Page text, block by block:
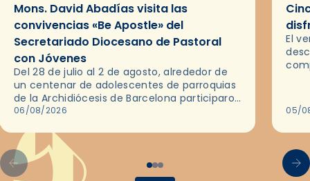
Mons. David Abadías visita las
convivencias «Be Apostle» del
Secretariado Diocesano de Pastoral
con Jóvenes
Del 28 de julio al 2 de agosto, alrededor de
un centenar de adolescentes de parroquias
de la Archidiócesis de Barcelona participaron
en las convivencias Be Apostle, organizadas
06/08/2026
El
05/